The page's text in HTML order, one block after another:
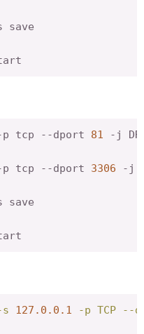
p tcp --dport 81 -j
p tcp --dport 3306 -j
save
s 127.0 .0 .1 -p TCP --